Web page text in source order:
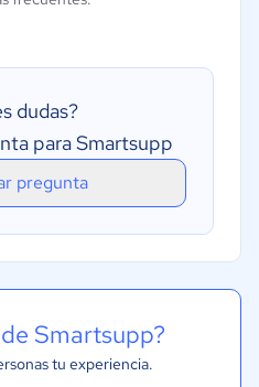
dudas?
para Smartsupp
pregunta
Smartsupp?
tu experiencia.